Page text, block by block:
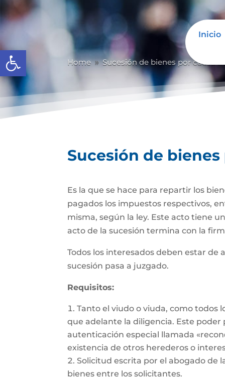
Abrir barra de herramientas
Inicio
Home 9 Sucesión de bienes por causa
Sucesión de
Es la que se hace para repartir los
pagados los impuestos respectivos,
misma, según la ley. Este acto tiene
acto de la sucesión termina con la
Todos los interesados deben estar de
sucesión pasa a juzgado.
Requisitos:
Tanto el viudo o viuda, como todos
que adelante la diligencia. Este
autenticación especial llamada
existencia de otros herederos o
Solicitud escrita por el abogado de
bienes entre los solicitantes.